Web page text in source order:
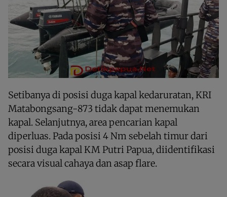
Setibanya di posisi duga kapal kedaruratan, KRI
Matabongsang-873 tidak dapat menemukan
kapal. Selanjutnya, area pencarian kapal
diperluas. Pada posisi 4 Nm sebelah timur dari
posisi duga kapal KM Putri Papua, diidentifikasi
secara visual cahaya dan asap flare.